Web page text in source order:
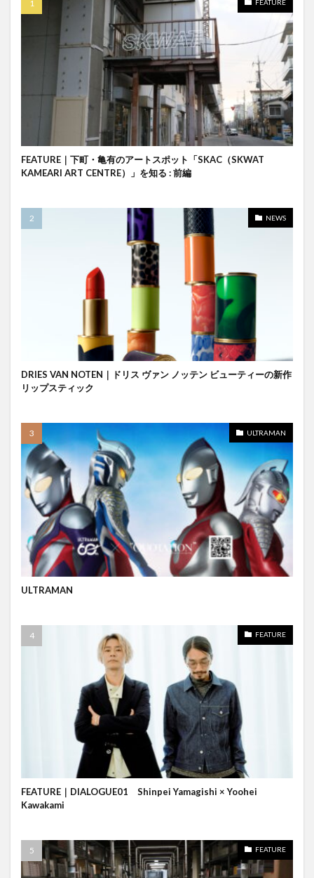
FEATURE
FEATURE｜下町・亀有のアートスポット「SKAC（SKWAT
KAMEARI ART CENTRE）」を知る : 前編
NEWS
DRIES VAN NOTEN｜ドリス ヴァン ノッテン ビューティーの新作
リップスティック
ULTRAMAN
ULTRAMAN
FEATURE
FEATURE｜DIALOGUE01 Shinpei Yamagishi × Yoohei
Kawakami
FEATURE